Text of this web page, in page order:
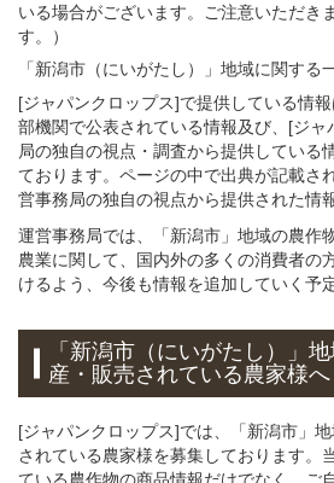
いる場合がございます。ご注意いただき
す。）
「新潟市（にいがたし）」 地域に関する
[ジャパンクロップス]で提供している情
部機関で公表されている情報及び、[ジャ
局の独自の視点・調査から提供している
ております。ページの中で出典が記載さ
営事務局の独自の視点から提供された情
運営事務局では、「新潟市」地域の農作
農業に関して、国内外の多くの消費者の
けるよう、今後も情報を追加していく予
「新潟市（にいがたし）」
産・販売されている農家様へ
[ジャパンクロップス]では、「新潟市」
されている農家様を募集しております。